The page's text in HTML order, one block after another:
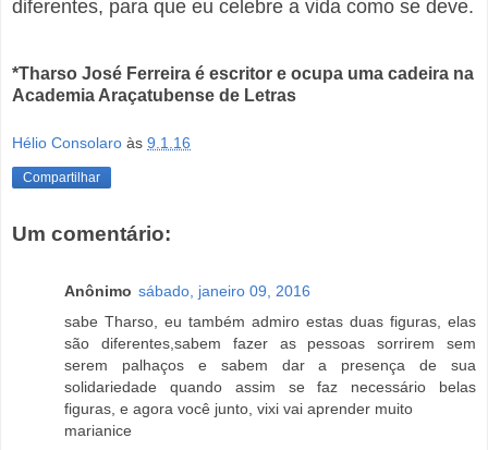
diferentes, para que eu celebre a vida como se deve.
*Tharso José Ferreira é escritor e ocupa uma cadeira na
Academia Araçatubense de Letras
Hélio Consolaro às 9.1.16
Compartilhar
Um comentário:
Anônimo sábado, janeiro 09, 2016
sabe Tharso, eu também admiro estas duas figuras, elas
são diferentes,sabem fazer as pessoas sorrirem sem
serem palhaços e sabem dar a presença de sua
solidariedade quando assim se faz necessário belas
figuras, e agora você junto, vixi vai aprender muito
marianice